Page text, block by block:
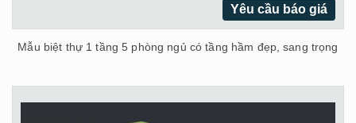
Yêu cầu báo giá
Mẫu biệt thự 1 tầng 5 phòng ngủ có tầng hầm đẹp, sang trọng